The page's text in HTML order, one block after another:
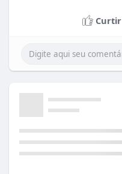
Curtir